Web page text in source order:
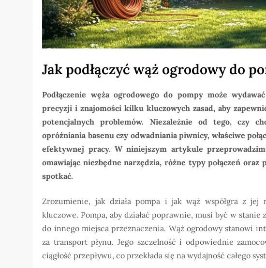
Jak podłączyć wąż ogrodowy do
Podłączenie węża ogrodowego do pompy może
precyzji i znajomości kilku kluczowych zasad, aby
potencjalnych problemów. Niezależnie od tego, czy
opróżniania basenu czy odwadniania piwnicy, właściwe
efektywnej pracy. W niniejszym artykule
omawiając niezbędne narzędzia, różne typy połączeń
spotkać.
Zrozumienie, jak działa pompa i jak wąż współgra z jej
kluczowe. Pompa, aby działać poprawnie, musi być w stanie
do innego miejsca przeznaczenia. Wąż ogrodowy stanowi
za transport płynu. Jego szczelność i odpowiednie
ciągłość przepływu, co przekłada się na wydajność całego